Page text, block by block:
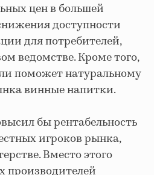
цен в большей
доступности
для потребителей,
ведомстве. Кроме того,
поможет натуральному
винные напитки.
бы рентабельность
игроков рынка,
Вместо этого
производителей